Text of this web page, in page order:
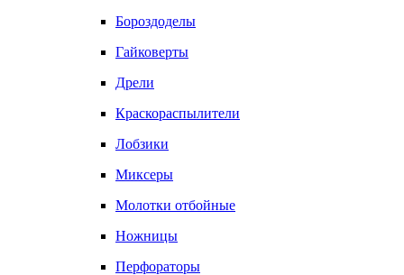
Бороздоделы
Гайковерты
Дрели
Краскораспылители
Лобзики
Миксеры
Молотки отбойные
Ножницы
Перфораторы